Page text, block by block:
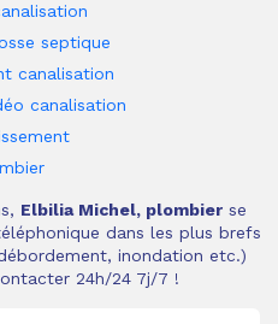
septique
canalisation
canalisation
Elbilia Michel, plombier se
dans les plus brefs
inondation etc.)
24h/24 7j/7 !